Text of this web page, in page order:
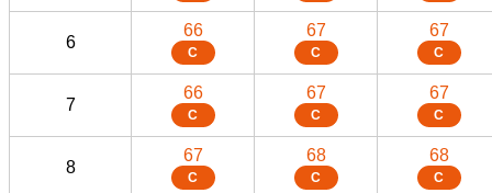
6
66
C
67
C
67
C
7
66
C
67
C
67
C
8
67
C
68
C
68
C